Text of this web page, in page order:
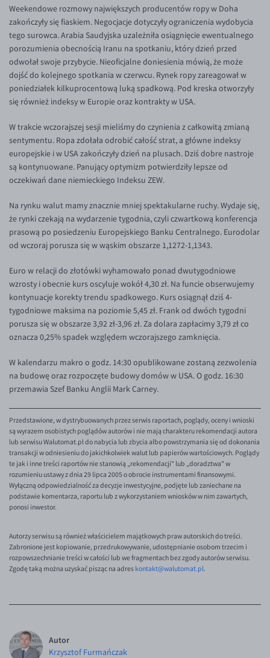
Inne pary walutowe
AUD/PLN
BGN/PLN
CAD/PLN
CNY/PLN
HUF/PLN
ILS/PLN
JPY/PLN
RON/PLN
SGD/PLN
TRY/PLN
ZAR/PLN
EUR/USD
EUR/GBP
EUR/CHF
EUR/DKK
EUR/NOK
EUR/SEK
EUR/AUD
EUR/BGN
EUR/CAD
EUR/CNY
EUR/HKD
EUR/ILS
EUR/JPY
EUR/RON
EUR/TRY
Aplikacja mobilna
Bezpieczeństwo
Pomoc
Pomoc
FAQ
Konto i opłaty
Wymiana walut
Banki i przelewy
Przelewy zagraniczne
Poradnik
KONTAKT
Kontakt
Dla mediów
PL
Weekendowe rozmowy największych producentów ropy w Doha
zakończyły się fiaskiem. Negocjacje dotyczyły ograniczenia wydobycia
tego surowca. Arabia Saudyjska uzależniła osiągnięcie ewentualnego
porozumienia obecnością Iranu na spotkaniu, który dzień przed
odwołał swoje przybycie. Nieoficjalne doniesienia mówią, że może
dojść do kolejnego spotkania w czerwcu. Rynek ropy zareagował w
poniedziałek kilkuprocentową luką spadkową. Pod kreska otworzyły
się również indeksy w Europie oraz kontrakty w USA.
W trakcie wczorajszej sesji mieliśmy do czynienia z całkowitą zmianą
sentymentu. Ropa zdołała odrobić całość strat, a główne indeksy
europejskie i w USA zakończyły dzień na plusach. Dziś dobre nastroje
są kontynuowane. Panujący optymizm potwierdziły lepsze od
oczekiwań dane niemieckiego Indeksu ZEW.
Na rynku walut mamy znacznie mniej spektakularne ruchy. Wydaje się,
że rynki czekają na wydarzenie tygodnia, czyli czwartkową konferencja
prasową po posiedzeniu Europejskiego Banku Centralnego. Eurodolar
od wczoraj porusza się w wąskim obszarze 1,1272-1,1343.
Euro w relacji do złotówki wyhamowało ponad dwutygodniowe
wzrosty i obecnie kurs oscyluje wokół 4,30 zł. Na funcie obserwujemy
kontynuacje korekty trendu spadkowego. Kurs osiągnął dziś 4-
tygodniowe maksima na poziomie 5,45 zł. Frank od dwóch tygodni
porusza się w obszarze 3,92 zł-3,96 zł. Za dolara zapłacimy 3,79 zł co
oznacza 0,25% spadek względem wczorajszego zamknięcia.
W kalendarzu makro o godz. 14:30 opublikowane zostaną zezwolenia
na budowę oraz rozpoczęte budowy domów w USA. O godz. 16:30
przemawia Szef Banku Anglii Mark Carney.
Przedstawione, w dystrybuowanych przez serwis raportach, poglądy, oceny i wnioski
są wyrazem osobistych poglądów autorów i nie mają charakteru rekomendacji autora
lub serwisu Walutomat.pl do nabycia lub zbycia albo powstrzymania się od dokonania
transakcji w odniesieniu do jakichkolwiek walut lub papierów wartościowych. Poglądy
te jak i inne treści raportów nie stanowią „rekomendacji" lub „doradztwa" w
rozumieniu ustawy z dnia 29 lipca 2005 o obrocie instrumentami finansowymi.
Wyłączną odpowiedzialność za decyzje inwestycyjne, podjęte lub zaniechane na
podstawie komentarza, raportu lub z wykorzystaniem wniosków w nim zawartych,
ponosi inwestor.
Autorzy serwisu są również właścicielem majątkowych praw autorskich do treści.
Zabronione jest kopiowanie, przedrukowywanie, udostępnianie osobom trzecim i
rozpowszechnianie treści w całości lub we fragmentach bez zgody autorów serwisu.
Zgodę taką można uzyskać pisząc na adres kontakt@walutomat.pl.
Autor
Krzysztof Furmańczak